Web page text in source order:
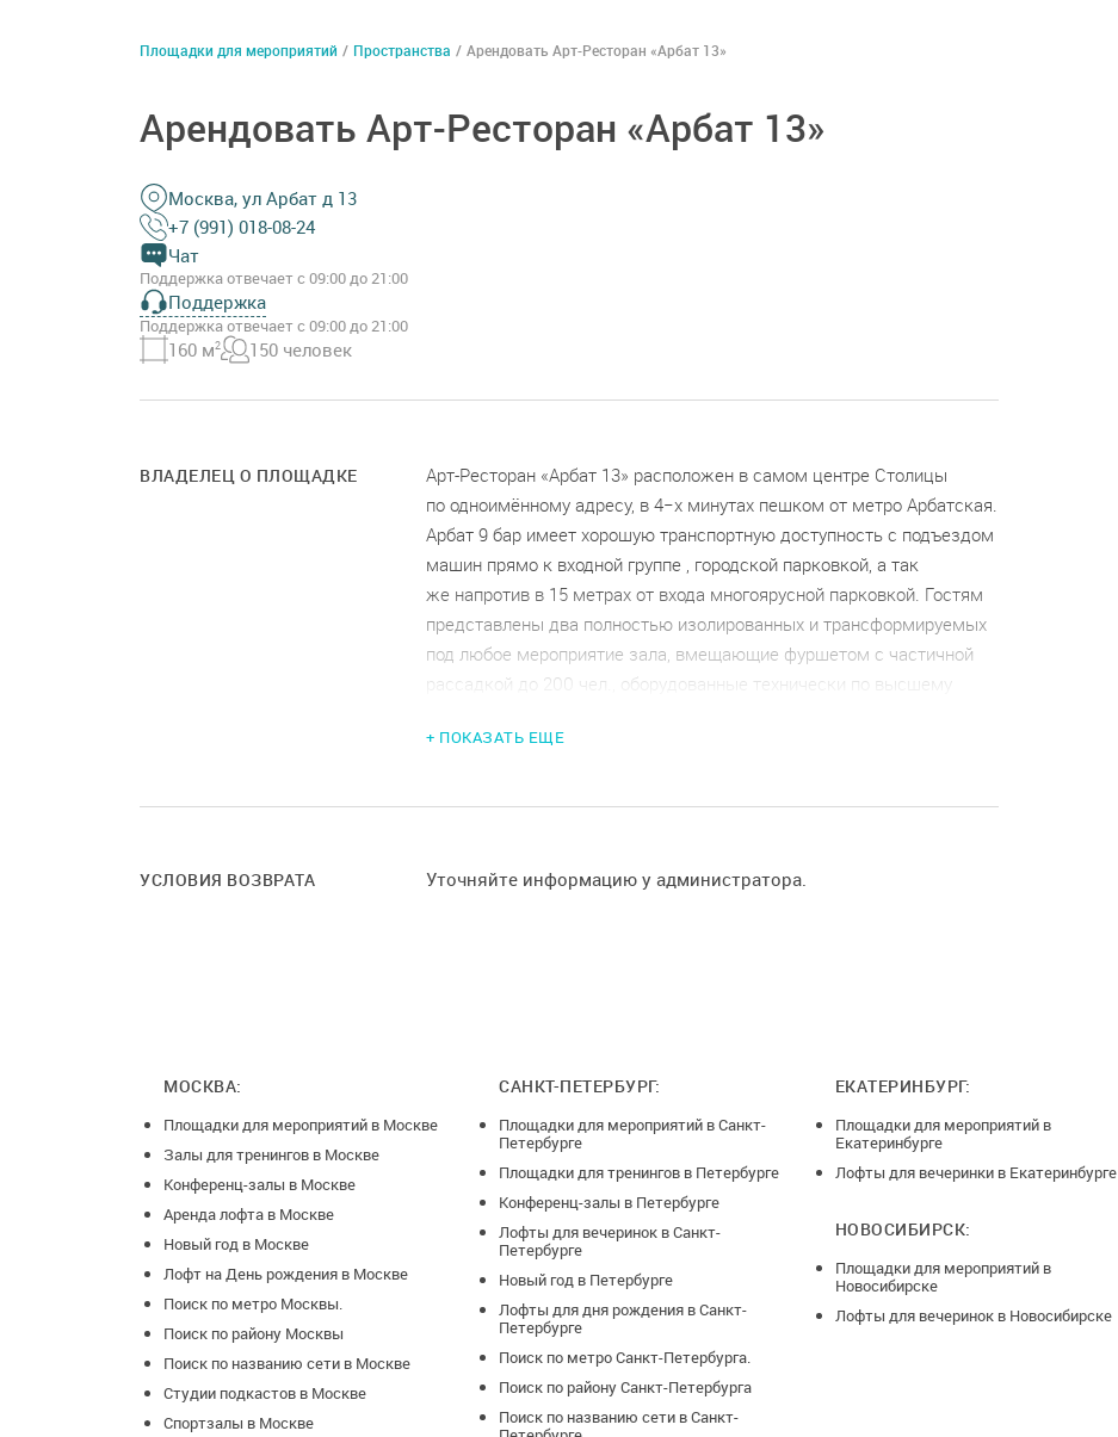
Площадки для мероприятий / Пространства / Арендовать Арт-Ресторан «Арбат 13»
Арендовать Арт-Ресторан «Арбат 13»
Москва, ул Арбат д 13
+7 (991) 018-08-24
Чат
Поддержка отвечает с 09:00 до 21:00
Поддержка
Поддержка отвечает с 09:00 до 21:00
160 м2 150 человек
ВЛАДЕЛЕЦ О ПЛОЩАДКЕ
Арт-Ресторан «Арбат 13» расположен в самом центре Столицы
по одноимённому адресу, в 4−х минутах пешком от метро Арбатская.
Арбат 9 бар имеет хорошую транспортную доступность с подъездом
машин прямо к входной группе , городской парковкой, а так
же напротив в 15 метрах от входа многоярусной парковкой. Гостям
представлены два полностью изолированных и трансформируемых
под любое мероприятие зала, вмещающие фуршетом с частичной
рассадкой до 200 чел., оборудованные технически по высшему
и сценическим светом, визуализацией по всему периметру
профессиональным караоке, высокоскоростным интернетом Wi-Fi:
( оборудован спец.вытяжкой, можно курить ) с прямой видимостью
+ ПОКАЗАТЬ ЕЩЕ
УСЛОВИЯ ВОЗВРАТА Уточняйте информацию у администратора.
МОСКВА:
Площадки для мероприятий в Москве
Залы для тренингов в Москве
Конференц-залы в Москве
Аренда лофта в Москве
Новый год в Москве
Лофт на День рождения в Москве
Поиск по метро Москвы.
Поиск по району Москвы
Поиск по названию сети в Москве
Студии подкастов в Москве
Спортзалы в Москве
САНКТ-ПЕТЕРБУРГ:
Площадки для мероприятий в Санкт-
Петербурге
Площадки для тренингов в Петербурге
Конференц-залы в Петербурге
Лофты для вечеринок в Санкт-
Петербурге
Новый год в Петербурге
Лофты для дня рождения в Санкт-
Петербурге
Поиск по метро Санкт-Петербурга.
Поиск по району Санкт-Петербурга
Поиск по названию сети в Санкт-
ЕКАТЕРИНБУРГ:
Площадки для мероприятий в
Екатеринбурге
Лофты для вечеринки в Екатеринбурге
НОВОСИБИРСК:
Площадки для мероприятий в
Новосибирске
Лофты для вечеринок в Новосибирске